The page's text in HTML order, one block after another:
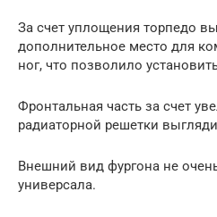
За счет уплощения торпедо
дополнительное место для
ног, что позволило
Фронтальная часть за счет
радиаторной решетки
Внешний вид фургона не
универсала.